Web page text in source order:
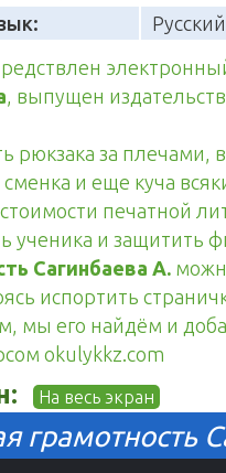
Русский
, выпущен
рюкзака за плечами,
и еще куча
стоимости печатной
ученика и защитить
Сагинбаева А.
испортить
мы его найдём и
okulykkz.com
На весь экран
грамотность